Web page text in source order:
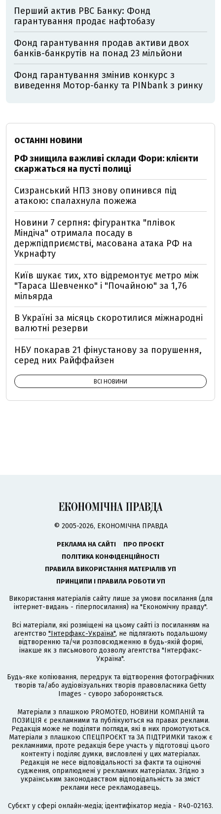
Перший актив РВС Банку: Фонд
гарантування продає нафтобазу
Фонд гарантування продав активи двох
банків-банкрутів на понад 23 мільйони
Фонд гарантування змінив конкурс з
виведення Мотор-банку та PINbank з ринку
ОСТАННІ НОВИНИ
РФ знищила важливі склади Фори: клієнти
скаржаться на пусті полиці
Сизранський НПЗ знову опинився під
атакою: спалахнула пожежа
Новини 7 серпня: фігурантка "плівок
Міндіча" отримала посаду в
держпідприємстві, масована атака РФ на
Укрнафту
Київ шукає тих, хто відремонтує метро між
"Тараса Шевченко" і "Почайною" за 1,76
мільярда
В Україні за місяць скоротилися міжнародні
валютні резерви
НБУ покарав 21 фінустанову за порушення,
серед них Райффайзен
ВСІ НОВИНИ
© 2005-2026, ЕКОНОМІЧНА ПРАВДА
РЕКЛАМА НА САЙТІ
ПРО ПРОЄКТ
ПОЛІТИКА КОНФІДЕНЦІЙНОСТІ
ПРАВИЛА ВИКОРИСТАННЯ МАТЕРІАЛІВ УП
ПРИНЦИПИ І ПРАВИЛА РОБОТИ УП
Використання матеріалів сайту лише за умови посилання (для
інтернет-видань - гіперпосилання) на "Економічну правду".
Всі матеріали, які розміщені на цьому сайті із посиланням на
агентство "Інтерфакс-Україна", не підлягають подальшому
відтворенню та/чи розповсюдженню в будь-якій формі,
інакше як з письмового дозволу агентства "Інтерфакс-
Україна".
Будь-яке копіювання, передрук та відтворення фотографічних
творів та/або аудіовізуальних творів правовласника Getty
Images - суворо забороняється.
Матеріали з плашкою PROMOTED, НОВИНИ КОМПАНІЙ та
ПОЗИЦІЯ є рекламними та публікуються на правах реклами.
Редакція може не поділяти погляди, які в них промотуються.
Матеріали з плашкою СПЕЦПРОЄКТ та ЗА ПІДТРИМКИ також є
рекламними, проте редакція бере участь у підготовці цього
контенту і поділяє думки, висловлені у цих матеріалах.
Редакція не несе відповідальності за факти та оціночні
судження, оприлюднені у рекламних матеріалах. Згідно з
українським законодавством відповідальність за зміст
реклами несе рекламодавець.
Cубєкт у сфері онлайн-медіа; ідентифікатор медіа - R40-02163.